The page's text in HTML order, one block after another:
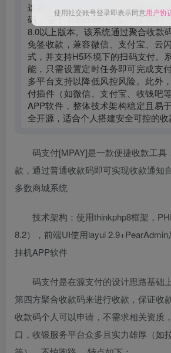
这篇文章介绍了码支付[MPAY]个人
码，基于ThinkPHP框架（版本8
8.0以上版本。该系统通过聚合收款
免签收款，兼容微信、支付宝、云
式，并支持H5环境下的扫码支付。
能，只需设置定时任务即可完成支
多平台支持以降低风控风险。此外
付插件（如微信、支付宝、收钱吧
APP软件，整体技术架构稳定且易
全开源，适合个人搭建安全可控的收
码支付[MPAY]是一款便捷收款工具
款，通过普通收款码即可实现收款通知
多数商城系统
技术架构：使用thinkphp8框架，
8.2），前端UI使用layui
挂机APP软件
码支付是在源支付的设计思路基础
第四方聚合收款码来进行收款，保证收
收款码个人可以申请，不需求相关资质
口，收银服务平台众多且实力雄厚（如
使用社交账号登录即表示同意用户协